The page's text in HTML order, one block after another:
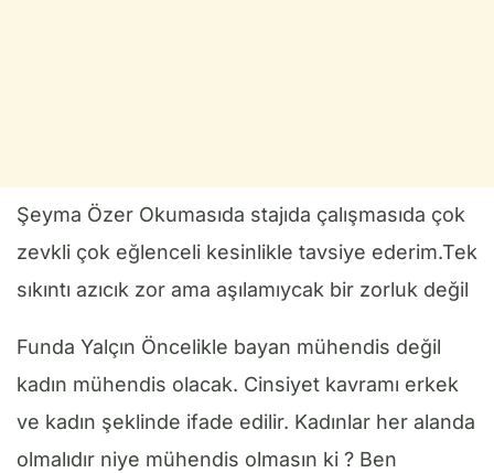
Şeyma Özer Okumasıda stajıda çalışmasıda çok
zevkli çok eğlenceli kesinlikle tavsiye ederim.Tek
sıkıntı azıcık zor ama aşılamıycak bir zorluk değil
Funda Yalçın Öncelikle bayan mühendis değil
kadın mühendis olacak. Cinsiyet kavramı erkek
ve kadın şeklinde ifade edilir. Kadınlar her alanda
olmalıdır niye mühendis olmasın ki ? Ben